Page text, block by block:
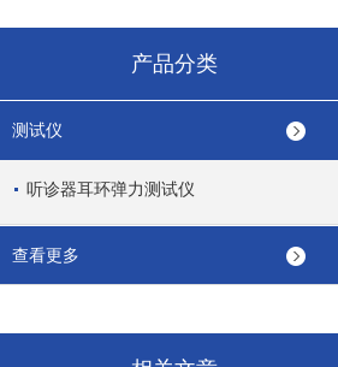
产品分类
测试仪
听诊器耳环弹力测试仪
查看更多